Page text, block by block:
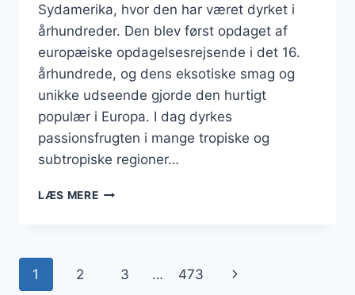
Sydamerika, hvor den har været dyrket i
århundreder. Den blev først opdaget af
europæiske opdagelsesrejsende i det 16.
århundrede, og dens eksotiske smag og
unikke udseende gjorde den hurtigt
populær i Europa. I dag dyrkes
passionsfrugten i mange tropiske og
subtropiske regioner…
LÆS MEREPASSIONSFRUGT
SØDME
Side
1 2 3 … 473
Næste